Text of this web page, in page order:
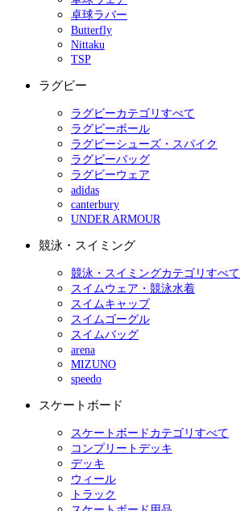
卓球ラバー
Butterfly
Nittaku
TSP
ラグビー
ラグビーカテゴリすべて
ラグビーボール
ラグビーシューズ・スパイク
ラグビーバッグ
ラグビーウェア
adidas
canterbury
UNDER ARMOUR
競泳・スイミング
競泳・スイミングカテゴリすべて
スイムウェア・競泳水着
スイムキャップ
スイムゴーグル
スイムバッグ
arena
MIZUNO
speedo
スケートボード
スケートボードカテゴリすべて
コンプリートデッキ
デッキ
ウィール
トラック